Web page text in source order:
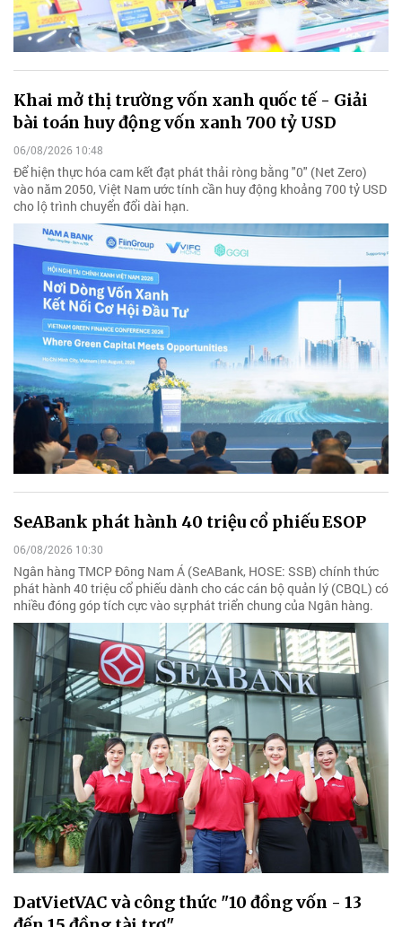
Khai mở thị trường vốn xanh quốc tế - Giải
bài toán huy động vốn xanh 700 tỷ USD
06/08/2026 10:48
Để hiện thực hóa cam kết đạt phát thải ròng bằng "0" (Net Zero)
vào năm 2050, Việt Nam ước tính cần huy động khoảng 700 tỷ USD
cho lộ trình chuyển đổi dài hạn.
SeABank phát hành 40 triệu cổ phiếu ESOP
06/08/2026 10:30
Ngân hàng TMCP Đông Nam Á (SeABank, HOSE: SSB) chính thức
phát hành 40 triệu cổ phiếu dành cho các cán bộ quản lý (CBQL) có
nhiều đóng góp tích cực vào sự phát triển chung của Ngân hàng.
DatVietVAC và công thức "10 đồng vốn - 13